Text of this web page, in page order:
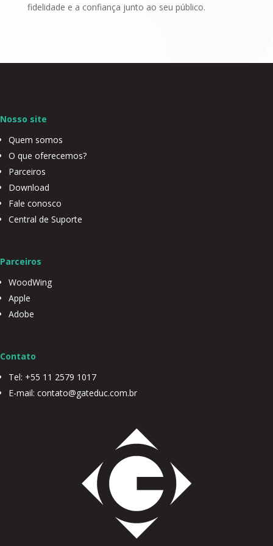
fidelidade e a confiança junto ao seu público.
Nosso site
Quem somos
O que oferecemos?
Parceiros
Download
Fale conosco
Central de Suporte
Parceiros
WoodWing
Apple
Adobe
Contato
Tel: +55 11 2579 1017
E-mail: contato@gateduc.com.br